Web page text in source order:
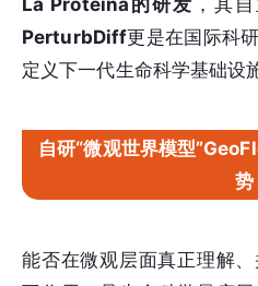
La Proteina的研发 ，其
PerturbDiff更是在国际科
定义下一代生命科学基础设
自研“微观世界模型
势
能否在微观层面真正理解